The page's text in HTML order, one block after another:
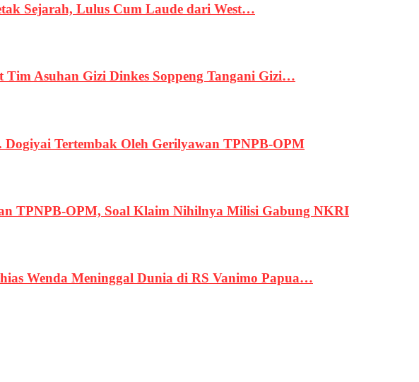
Sejarah, Lulus Cum Laude dari West…
Tim Asuhan Gizi Dinkes Soppeng Tangani Gizi…
Tertembak Oleh Gerilyawan TPNPB-OPM
TPNPB-OPM, Soal Klaim Nihilnya Milisi Gabung NKRI
Wenda Meninggal Dunia di RS Vanimo Papua…